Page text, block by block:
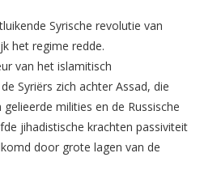
Syrische revolutie van
het regime redde.
van het islamitisch
Syriërs zich achter Assad, die
milities en de Russische
jihadistische krachten passiviteit
door grote lagen van de